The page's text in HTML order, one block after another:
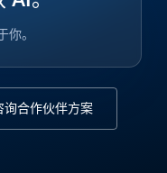
你。
询合作伙伴方案